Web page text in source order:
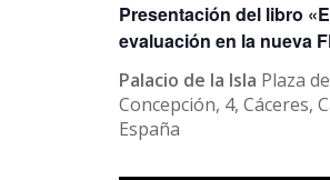
Presentación del libro
evaluación en la nueva
Palacio de la Isla Plaza
Concepción, 4, Cáceres,
España